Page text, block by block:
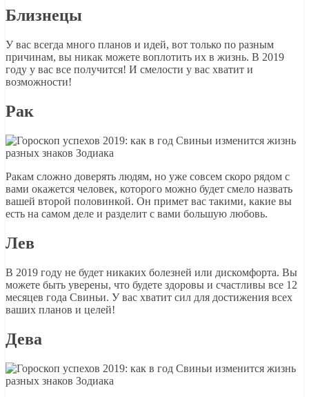
Близнецы
У вас всегда много планов и идей, вот только по разным
причинам, вы никак можете воплотить их в жизнь. В 2019
году у вас все получится! И смелости у вас хватит и
возможности!
Рак
Ракам сложно доверять людям, но уже совсем скоро рядом с
вами окажется человек, которого можно будет смело назвать
вашей второй половинкой. Он примет вас такими, какие вы
есть на самом деле и разделит с вами большую любовь.
Лев
В 2019 году не будет никаких болезней или дискомфорта. Вы
можете быть уверены, что будете здоровы и счастливы все 12
месяцев года Свиньи. У вас хватит сил для достижения всех
ваших планов и целей!
Дева